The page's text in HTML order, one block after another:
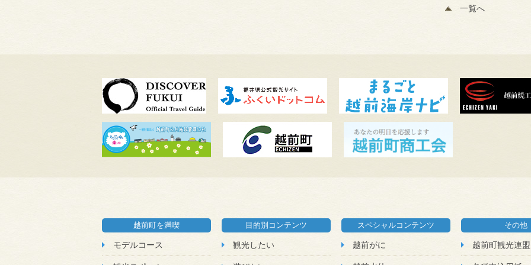
一覧へ
越前町を満喫
モデルコース
目的別コンテンツ
観光したい
スペシャルコンテンツ
越前がに
その他
越前町観光連